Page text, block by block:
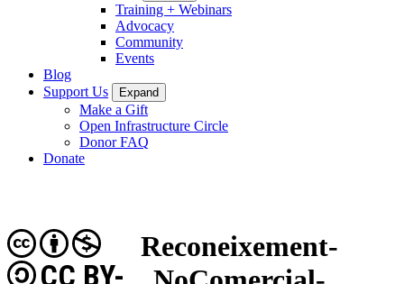
Training + Webinars
Advocacy
Community
Events
Blog
Support Us
Expand
Make a Gift
Open Infrastructure Circle
Donor FAQ
Donate
Reconeixement-
CC BY-